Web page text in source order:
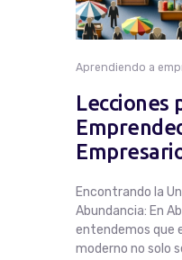
Aprendiendo a
Lecciones
Encontrando la
Abundancia: En
entendemos que
moderno no solo